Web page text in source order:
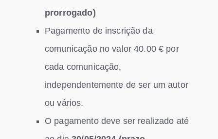
prorrogado)
Pagamento de inscrição da
comunicação no valor 40.00 € por
cada comunicação,
independentemente de ser um autor
ou vários.
O pagamento deve ser realizado até